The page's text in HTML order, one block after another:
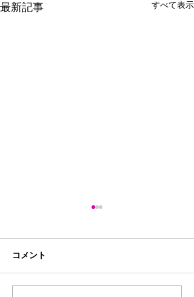
最新記事 すべて表示
コメント